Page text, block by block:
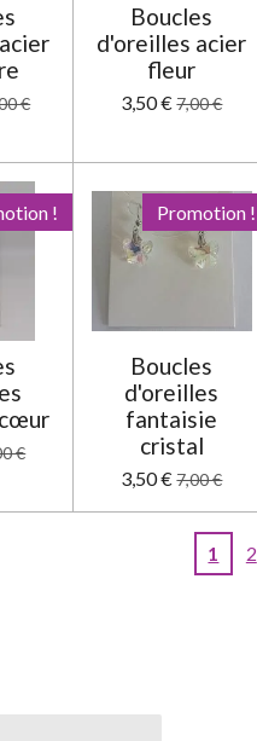
€
Boucles
d'oreilles acier
fleur
3,50 € 7,00 €
!
€
Promotion !
Boucles
d'oreilles
fantaisie
cristal
3,50 € 7,00 €
1 2